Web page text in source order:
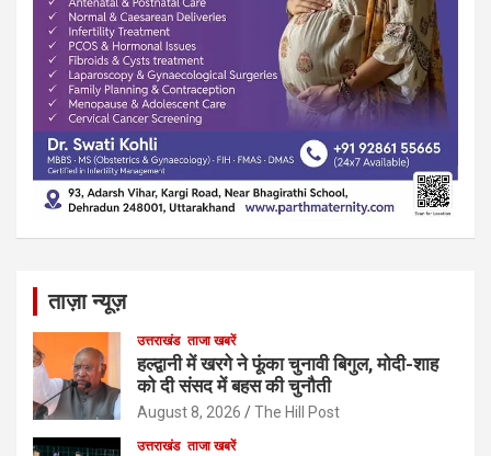
ताज़ा न्यूज़
उत्तराखंड ताजा खबरें
हल्द्वानी में खरगे ने फूंका चुनावी बिगुल, मोदी-शाह
को दी संसद में बहस की चुनौती
August 8, 2026 The Hill Post
उत्तराखंड ताजा खबरें